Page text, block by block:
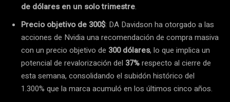
de dólares en un solo trimestre.
Precio objetivo de 300$: DA Davidson ha otorgado a las
acciones de Nvidia una recomendación de compra masiva
con un precio objetivo de 300 dólares, lo que implica un
potencial de revalorización del 37%respecto al cierre de
esta semana, consolidando el subidón histórico del
1.300% que la marca acumuló en los últimos cinco años.